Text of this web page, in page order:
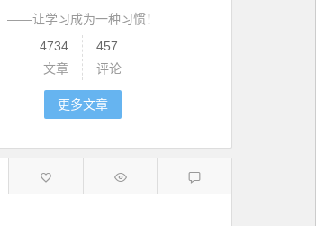
——让学习成为一种习惯！
4734
文章
457
评论
更多文章